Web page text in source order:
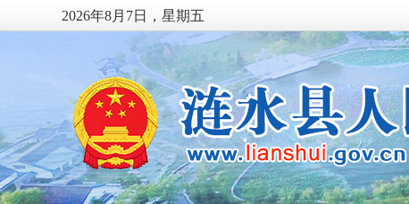
2026年8月7日，星期五